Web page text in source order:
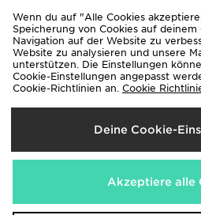
Lieferung
Deutschland
Wir akzeptieren folgende
Wenn du auf "Alle Cookies
Speicherung von Cookies auf deinem
Navigation auf der Website zu
Website zu analysieren und unsere
unterstützen. Die Einstellungen
Cookie-Einstellungen angepasst
Cookie-Richtlinien an. Cookie
Deine Cookie-
Akzeptiere alle